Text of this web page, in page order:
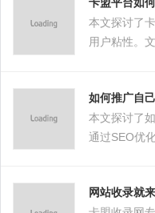
本文探讨了
用户粘性。
如何推广自
本文探讨了
通过SEO优
网站收录就